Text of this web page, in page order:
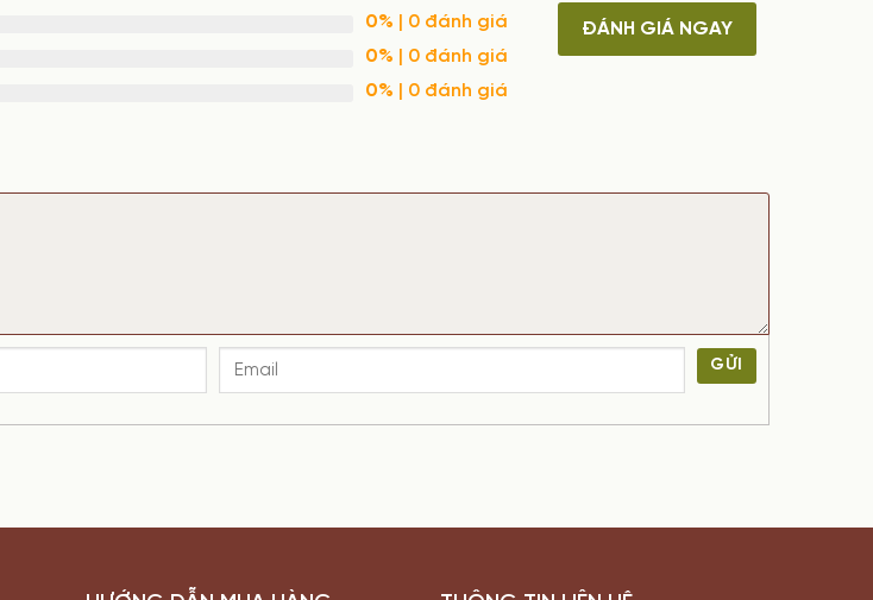
0% | 0 đánh giá
0% | 0 đánh giá
0% | 0 đánh giá
ĐÁNH GIÁ NGAY
GỬI